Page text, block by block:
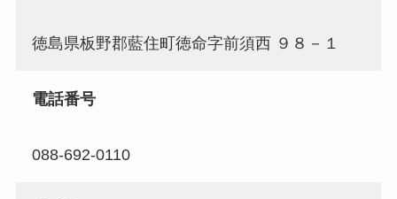
徳島県板野郡藍住町徳命字前須西 ９８－１
電話番号
088-692-0110